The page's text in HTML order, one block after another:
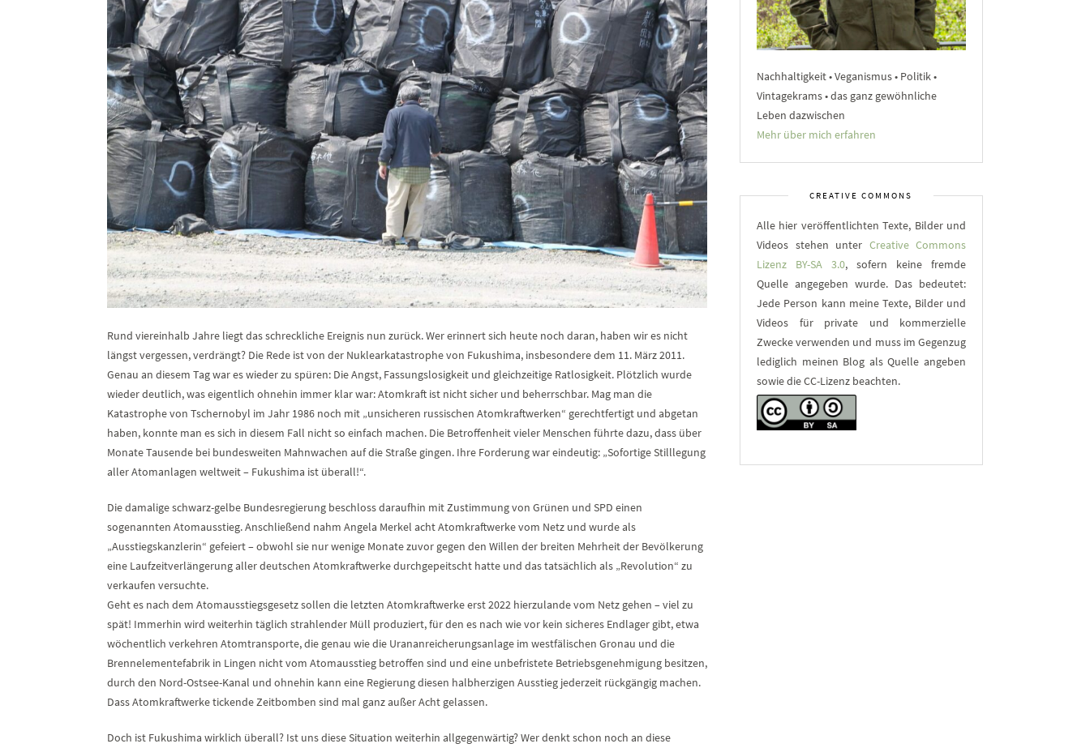
Rund viereinhalb Jahre liegt das schreckliche Ereignis nun zurück. Wer erinnert sich heute noch daran, haben wir es nicht
längst vergessen, verdrängt? Die Rede ist von der Nuklearkatastrophe von Fukushima, insbesondere dem 11. März 2011.
Genau an diesem Tag war es wieder zu spüren: Die Angst, Fassungslosigkeit und gleichzeitige Ratlosigkeit. Plötzlich wurde
wieder deutlich, was eigentlich ohnehin immer klar war: Atomkraft ist nicht sicher und beherrschbar. Mag man die
Katastrophe von Tschernobyl im Jahr 1986 noch mit „unsicheren russischen Atomkraftwerken“ gerechtfertigt und abgetan
haben, konnte man es sich in diesem Fall nicht so einfach machen. Die Betroffenheit vieler Menschen führte dazu, dass über
Monate Tausende bei bundesweiten Mahnwachen auf die Straße gingen. Ihre Forderung war eindeutig: „Sofortige Stilllegung
aller Atomanlagen weltweit – Fukushima ist überall!“.
Die damalige schwarz-gelbe Bundesregierung beschloss daraufhin mit Zustimmung von Grünen und SPD einen
sogenannten Atomausstieg. Anschließend nahm Angela Merkel acht Atomkraftwerke vom Netz und wurde als
„Ausstiegskanzlerin“ gefeiert – obwohl sie nur wenige Monate zuvor gegen den Willen der breiten Mehrheit der Bevölkerung
eine Laufzeitverlängerung aller deutschen Atomkraftwerke durchgepeitscht hatte und das tatsächlich als „Revolution“ zu
verkaufen versuchte.
Geht es nach dem Atomausstiegsgesetz sollen die letzten Atomkraftwerke erst 2022 hierzulande vom Netz gehen – viel zu
spät! Immerhin wird weiterhin täglich strahlender Müll produziert, für den es nach wie vor kein sicheres Endlager gibt, etwa
wöchentlich verkehren Atomtransporte, die genau wie die Urananreicherungsanlage im westfälischen Gronau und die
Brennelementefabrik in Lingen nicht vom Atomausstieg betroffen sind und eine unbefristete Betriebsgenehmigung besitzen,
durch den Nord-Ostsee-Kanal und ohnehin kann eine Regierung diesen halbherzigen Ausstieg jederzeit rückgängig machen.
Dass Atomkraftwerke tickende Zeitbomben sind mal ganz außer Acht gelassen.
Doch ist Fukushima wirklich überall? Ist uns diese Situation weiterhin allgegenwärtig? Wer denkt schon noch an diese
Nachhaltigkeit • Veganismus • Politik •
Vintagekrams • das ganz gewöhnliche
Leben dazwischen
Mehr über mich erfahren
CREATIVE COMMONS
Alle hier veröffentlichten Texte, Bilder und
Videos stehen unter Creative Commons
Lizenz BY-SA 3.0, sofern keine fremde
Quelle angegeben wurde. Das bedeutet:
Jede Person kann meine Texte, Bilder und
Videos für private und kommerzielle
Zwecke verwenden und muss im Gegenzug
lediglich meinen Blog als Quelle angeben
sowie die CC-Lizenz beachten.